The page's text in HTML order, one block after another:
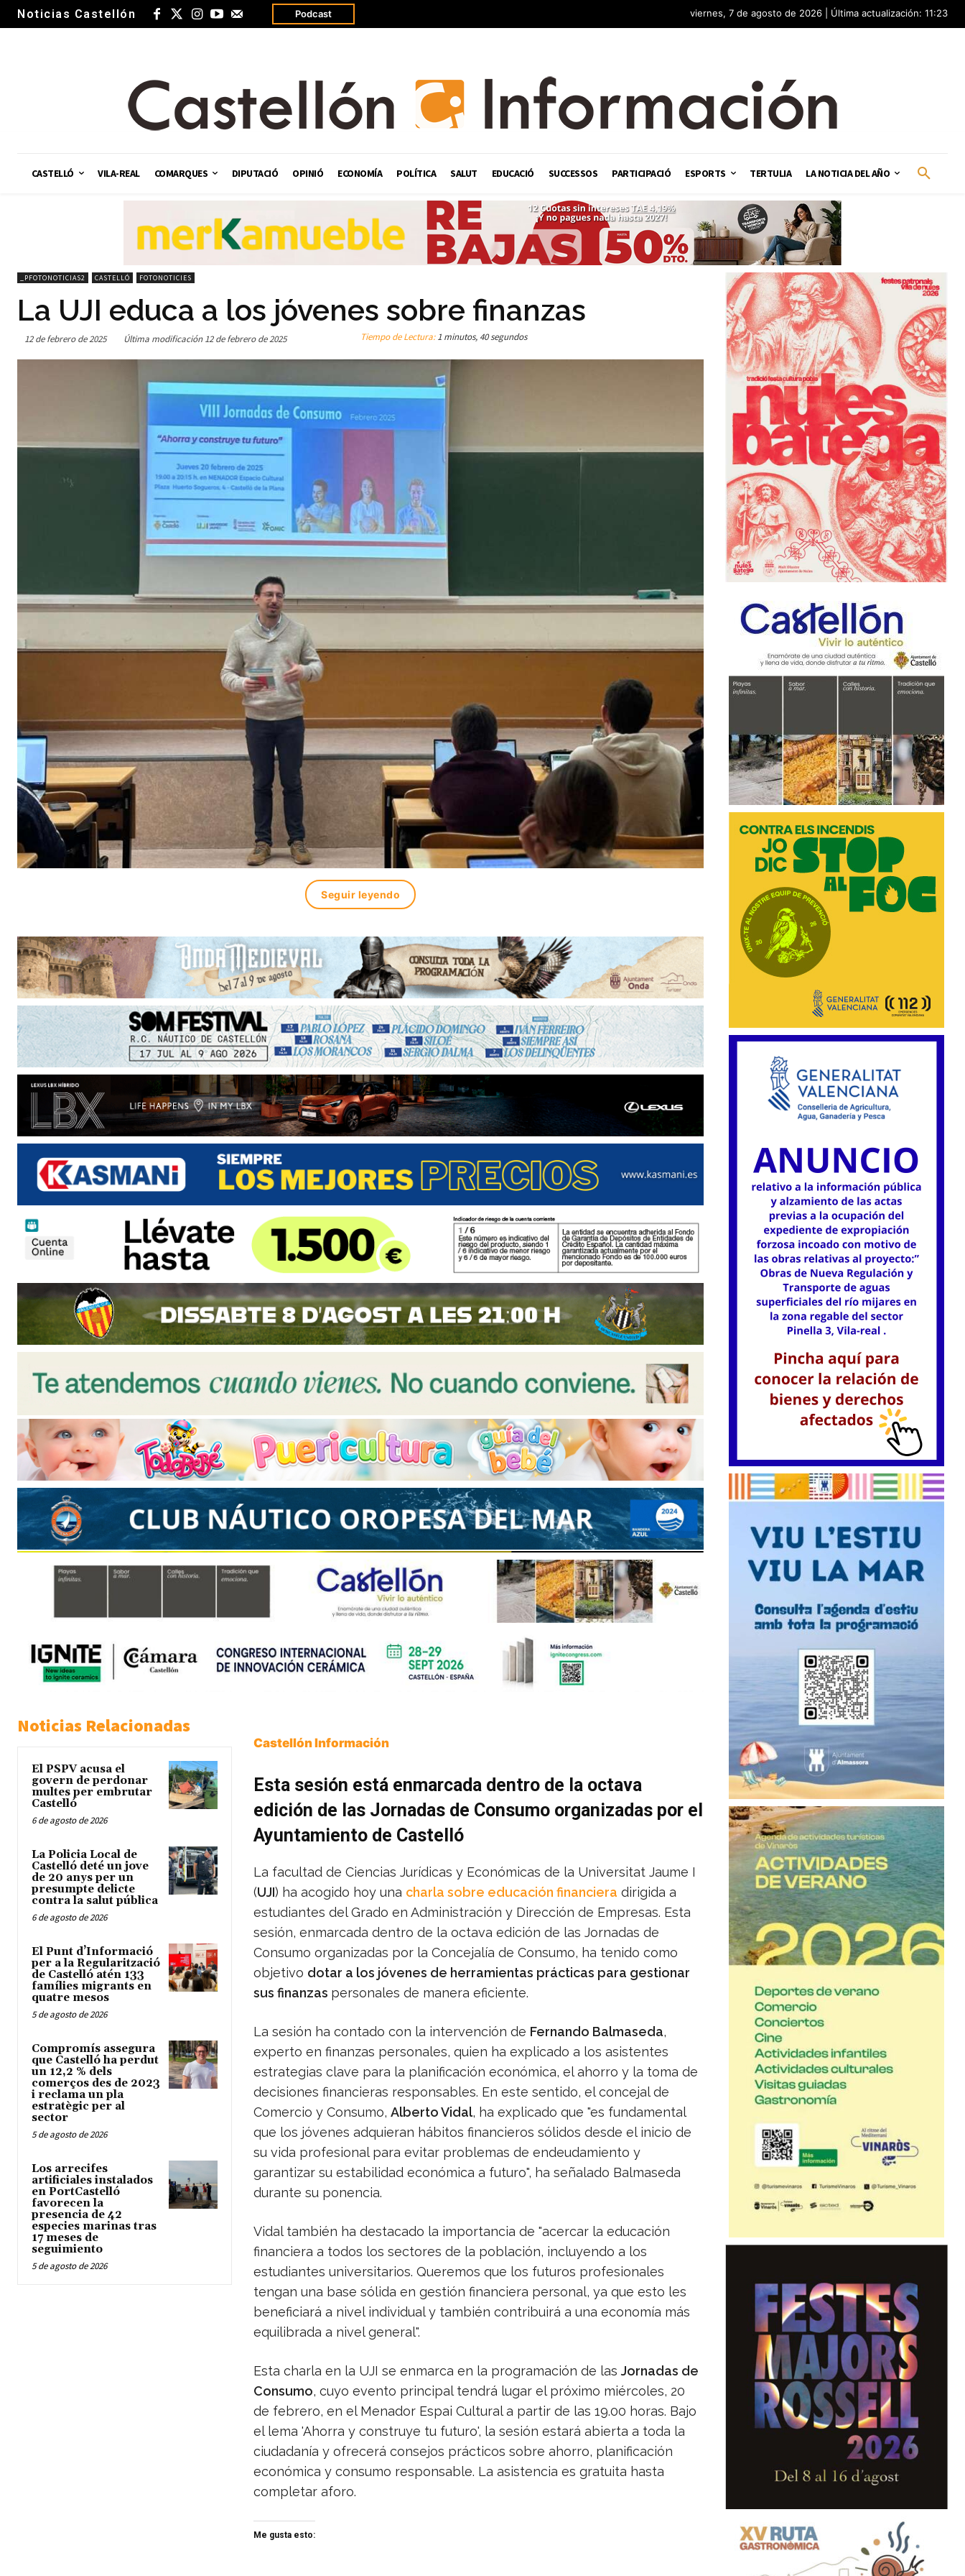
Noticias Castellón Podcast viernes, 7 de agosto de 2026 | Última actualización: 11:23
CASTELLÓ VILA-REAL COMARQUES DIPUTACIÓ OPINIÓ ECONOMÍA POLÍTICA SALUT EDUCACIÓ SUCCESSOS PARTICIPACIÓ ESPORTS TERTULIA LA NOTICIA DEL AÑO
_PFOTONOTICIAS2 CASTELLÓ FOTONOTICIES
La UJI educa a los jóvenes sobre finanzas
12 de febrero de 2025 Última modificación 12 de febrero de 2025 Tiempo de Lectura:1 minutos, 40 segundos
Seguir leyendo
Noticias Relacionadas
El PSPV acusa el
govern de perdonar
multes per embrutar
Castelló
6 de agosto de 2026
La Policia Local de
Castelló deté un jove
de 20 anys per un
presumpte delicte
contra la salut pública
6 de agosto de 2026
El Punt d’Informació
per a la Regularització
de Castelló atén 133
famílies migrants en
quatre mesos
5 de agosto de 2026
Compromís assegura
que Castelló ha perdut
un 12,2 % dels
comerços des de 2023
i reclama un pla
estratègic per al
sector
5 de agosto de 2026
Los arrecifes
artificiales instalados
en PortCastelló
favorecen la
presencia de 42
especies marinas tras
17 meses de
seguimiento
5 de agosto de 2026
Castellón Información
Esta sesión está enmarcada dentro de la octava
edición de las Jornadas de Consumo organizadas por el
Ayuntamiento de Castelló
La facultad de Ciencias Jurídicas y Económicas de la Universitat Jaume I
(UJI) ha acogido hoy una charla sobre educación financiera dirigida a
estudiantes del Grado en Administración y Dirección de Empresas. Esta
sesión, enmarcada dentro de la octava edición de las Jornadas de
Consumo organizadas por la Concejalía de Consumo, ha tenido como
objetivo dotar a los jóvenes de herramientas prácticas para gestionar
sus finanzas personales de manera eficiente.
La sesión ha contado con la intervención de Fernando Balmaseda,
experto en finanzas personales, quien ha explicado a los asistentes
estrategias clave para la planificación económica, el ahorro y la toma de
decisiones financieras responsables. En este sentido, el concejal de
Comercio y Consumo, Alberto Vidal, ha explicado que "es fundamental
que los jóvenes adquieran hábitos financieros sólidos desde el inicio de
su vida profesional para evitar problemas de endeudamiento y
garantizar su estabilidad económica a futuro", ha señalado Balmaseda
durante su ponencia.
Vidal también ha destacado la importancia de "acercar la educación
financiera a todos los sectores de la población, incluyendo a los
estudiantes universitarios. Queremos que los futuros profesionales
tengan una base sólida en gestión financiera personal, ya que esto les
beneficiará a nivel individual y también contribuirá a una economía más
equilibrada a nivel general".
Esta charla en la UJI se enmarca en la programación de las Jornadas de
Consumo, cuyo evento principal tendrá lugar el próximo miércoles, 20
de febrero, en el Menador Espai Cultural a partir de las 19.00 horas. Bajo
el lema 'Ahorra y construye tu futuro', la sesión estará abierta a toda la
ciudadanía y ofrecerá consejos prácticos sobre ahorro, planificación
económica y consumo responsable. La asistencia es gratuita hasta
completar aforo.
Me gusta esto: